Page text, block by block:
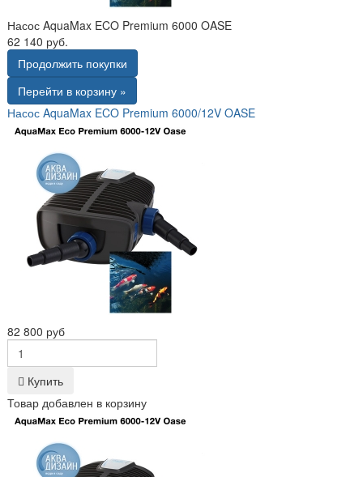
Насос AquaMax ECO Premium 6000 OASE
62 140 руб.
Продолжить покупки
Перейти в корзину »
Насос AquaMax ECO Premium 6000/12V OASE
82 800 руб
Купить
Товар добавлен в корзину